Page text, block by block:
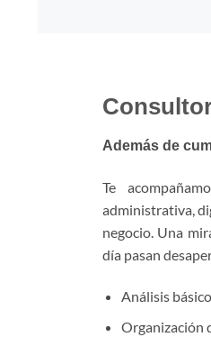
Además de
Te
administrativa,
negocio. Una
día pasan
Análisis
Organización